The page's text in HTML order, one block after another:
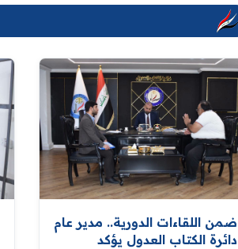
ضمن اللقاءات الدورية.. مدير عام
دائرة الكتاب العدول يؤكد